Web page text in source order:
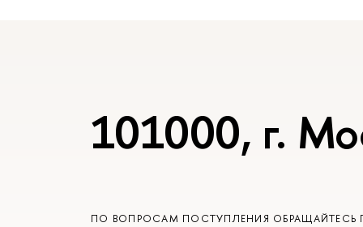
101000, г.
ПО ВОПРОСАМ ПОСТУПЛЕНИЯ ОБРАЩАЙТЕСЬ